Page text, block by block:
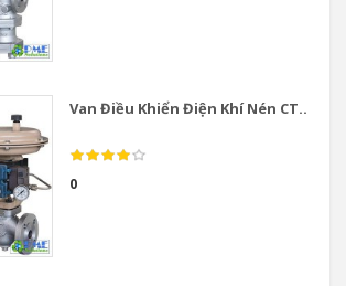
Van Điều Khiển Điện Khí Nén CT...
0